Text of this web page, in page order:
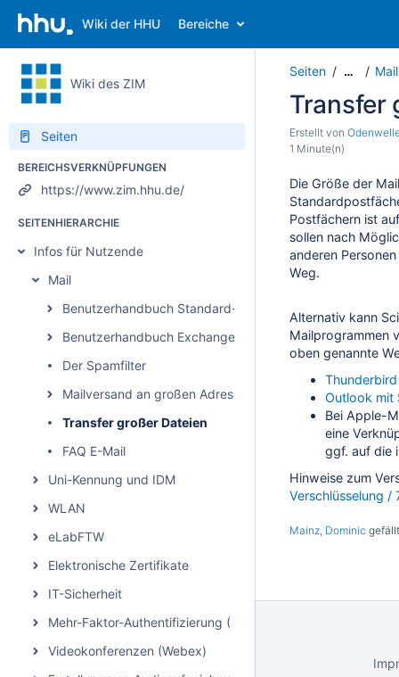
Wiki der HHU Bereiche
Wiki des ZIM
Seiten
BEREICHSVERKNÜPFUNGEN
https://www.zim.hhu.de/
SEITENHIERARCHIE
Infos für Nutzende
Mail
Benutzerhandbuch Standard-Mail
Benutzerhandbuch Exchange
Der Spamfilter
Mailversand an großen Adressatenkreis
Transfer großer Dateien
FAQ E-Mail
Uni-Kennung und IDM
WLAN
eLabFTW
Elektronische Zertifikate
IT-Sicherheit
Mehr-Faktor-Authentifizierung (MFA)
Videokonferenzen (Webex)
Seiten … Mail
Transfer
Erstellt von
1 Minute(n)
Die Größe der
Postfächern ist
sollen nach
anderen Personen
Weg.
Alternativ kann
Mailprogrammen
oben genannte
Outlook mit
Bei Apple-
eine
ggf. auf die
Hinweise zum
Verschlüsselung
Mainz, Dominic